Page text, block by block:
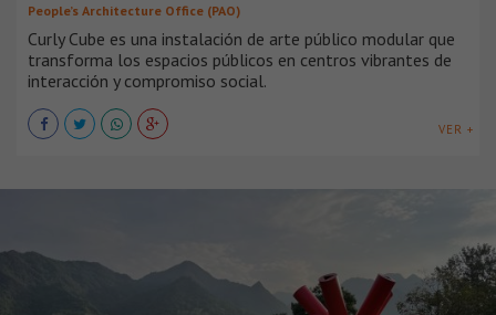
People’s Architecture Office (PAO)
Curly Cube es una instalación de arte público modular que
transforma los espacios públicos en centros vibrantes de
interacción y compromiso social.
VER +